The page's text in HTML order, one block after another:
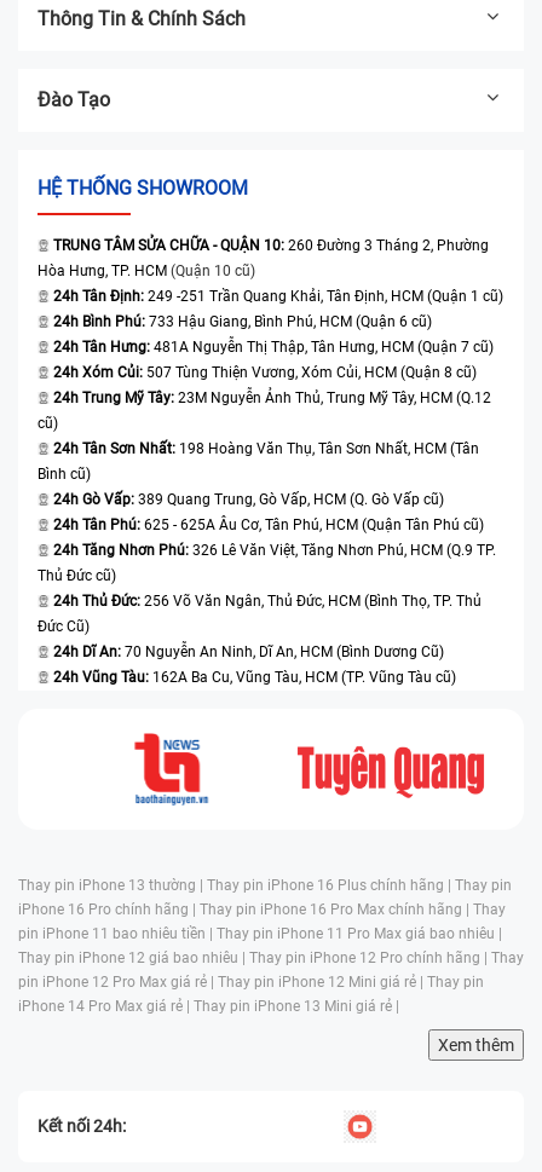
Thông Tin & Chính Sách
Đào Tạo
HỆ THỐNG SHOWROOM
TRUNG TÂM SỬA CHỮA - QUẬN 10: 260 Đường 3 Tháng 2, Phường
Hòa Hưng, TP. HCM (Quận 10 cũ)
24h Tân Định: 249 -251 Trần Quang Khải, Tân Định, HCM (Quận 1 cũ)
24h Bình Phú: 733 Hậu Giang, Bình Phú, HCM (Quận 6 cũ)
24h Tân Hưng: 481A Nguyễn Thị Thập, Tân Hưng, HCM (Quận 7 cũ)
24h Xóm Củi: 507 Tùng Thiện Vương, Xóm Củi, HCM (Quận 8 cũ)
24h Trung Mỹ Tây: 23M Nguyễn Ảnh Thủ, Trung Mỹ Tây, HCM (Q.12
cũ)
24h Tân Sơn Nhất: 198 Hoàng Văn Thụ, Tân Sơn Nhất, HCM (Tân
Bình cũ)
24h Gò Vấp: 389 Quang Trung, Gò Vấp, HCM (Q. Gò Vấp cũ)
24h Tân Phú: 625 - 625A Âu Cơ, Tân Phú, HCM (Quận Tân Phú cũ)
24h Tăng Nhơn Phú: 326 Lê Văn Việt, Tăng Nhơn Phú, HCM (Q.9 TP.
Thủ Đức cũ)
24h Thủ Đức: 256 Võ Văn Ngân, Thủ Đức, HCM (Bình Thọ, TP. Thủ
Đức Cũ)
24h Dĩ An: 70 Nguyễn An Ninh, Dĩ An, HCM (Bình Dương Cũ)
24h Vũng Tàu: 162A Ba Cu, Vũng Tàu, HCM (TP. Vũng Tàu cũ)
Thay pin iPhone 13 thường | Thay pin iPhone 16 Plus chính hãng | Thay pin
iPhone 16 Pro chính hãng | Thay pin iPhone 16 Pro Max chính hãng | Thay
pin iPhone 11 bao nhiêu tiền | Thay pin iPhone 11 Pro Max giá bao nhiêu |
Thay pin iPhone 12 giá bao nhiêu | Thay pin iPhone 12 Pro chính hãng | Thay
pin iPhone 12 Pro Max giá rẻ | Thay pin iPhone 12 Mini giá rẻ | Thay pin
iPhone 14 Pro Max giá rẻ | Thay pin iPhone 13 Mini giá rẻ |
Xem thêm
Kết nối 24h: